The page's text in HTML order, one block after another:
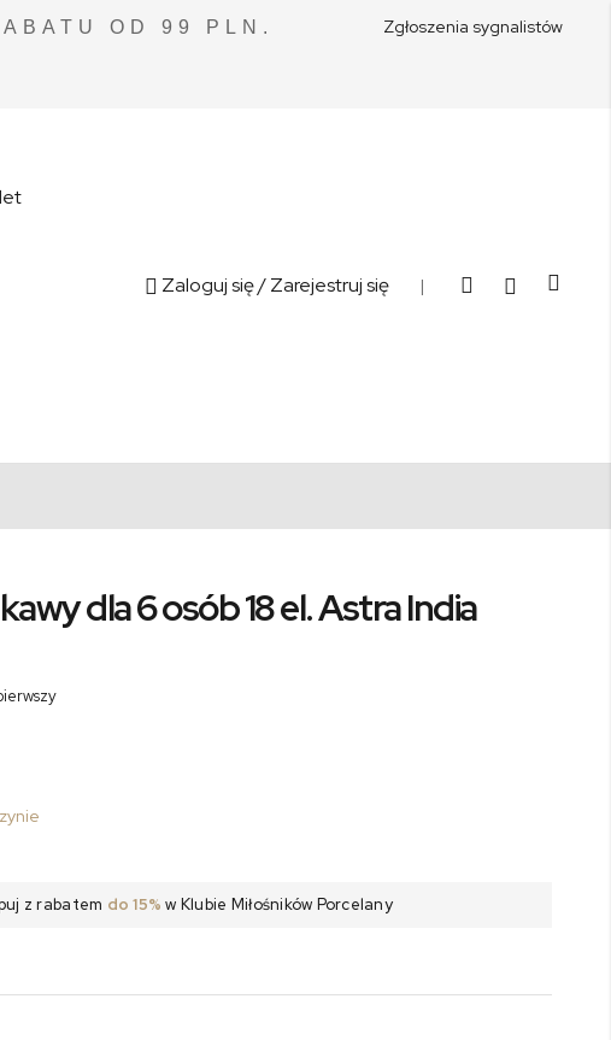
OD 99 PLN. Zgłoszenia sygnalistów
Zaloguj się/ Zarejestruj się |
dla 6 osób 18 el. Astra India
z rabatem do 15% w Klubie Miłośników Porcelany